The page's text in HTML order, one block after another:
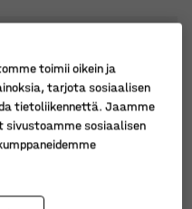
toimii oikein ja
tarjota sosiaalisen
tietoliikennettä. Jaamme
sosiaalisen